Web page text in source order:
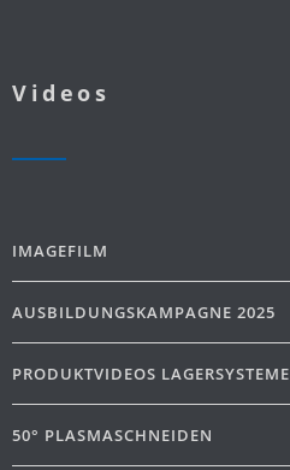
Videos
IMAGEFILM
AUSBILDUNGSKAMPAGNE 2025
PRODUKTVIDEOS LAGERSYSTEME
50° PLASMASCHNEIDEN